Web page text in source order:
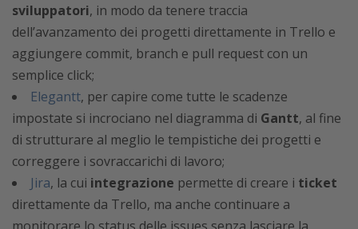
sviluppatori, in modo da tenere traccia
dell’avanzamento dei progetti direttamente in Trello e
aggiungere commit, branch e pull request con un
semplice click;
Elegantt, per capire come tutte le scadenze
impostate si incrociano nel diagramma di Gantt, al fine
di strutturare al meglio le tempistiche dei progetti e
correggere i sovraccarichi di lavoro;
Jira, la cui integrazione permette di creare i ticket
direttamente da Trello, ma anche continuare a